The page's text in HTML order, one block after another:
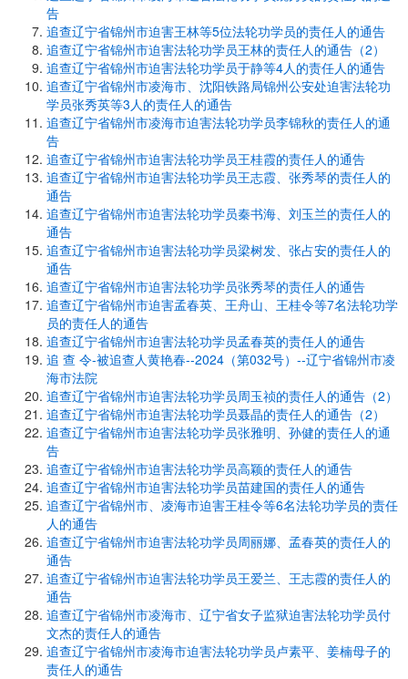
告
追查辽宁省锦州市迫害王林等5位法轮功学员的责任人的通告
追查辽宁省锦州市迫害法轮功学员王林的责任人的通告（2）
追查辽宁省锦州市迫害法轮功学员于静等4人的责任人的通告
追查辽宁省锦州市凌海市、沈阳铁路局锦州公安处迫害法轮功
学员张秀英等3人的责任人的通告
追查辽宁省锦州市凌海市迫害法轮功学员李锦秋的责任人的通
告
追查辽宁省锦州市迫害法轮功学员王桂霞的责任人的通告
追查辽宁省锦州市迫害法轮功学员王志霞、张秀琴的责任人的
通告
追查辽宁省锦州市迫害法轮功学员秦书海、刘玉兰的责任人的
通告
追查辽宁省锦州市迫害法轮功学员梁树发、张占安的责任人的
通告
追查辽宁省锦州市迫害法轮功学员张秀琴的责任人的通告
追查辽宁省锦州市迫害孟春英、王舟山、王桂令等7名法轮功学
员的责任人的通告
追查辽宁省锦州市迫害法轮功学员孟春英的责任人的通告
追 查 令-被追查人黄艳春--2024（第032号）--辽宁省锦州市凌
海市法院
追查辽宁省锦州市迫害法轮功学员周玉祯的责任人的通告（2）
追查辽宁省锦州市迫害法轮功学员聂晶的责任人的通告（2）
追查辽宁省锦州市迫害法轮功学员张雅明、孙健的责任人的通
告
追查辽宁省锦州市迫害法轮功学员高颖的责任人的通告
追查辽宁省锦州市迫害法轮功学员苗建国的责任人的通告
追查辽宁省锦州市、凌海市迫害王桂令等6名法轮功学员的责任
人的通告
追查辽宁省锦州市迫害法轮功学员周丽娜、孟春英的责任人的
通告
追查辽宁省锦州市迫害法轮功学员王爱兰、王志霞的责任人的
通告
追查辽宁省锦州市凌海市、辽宁省女子监狱迫害法轮功学员付
文杰的责任人的通告
追查辽宁省锦州市凌海市迫害法轮功学员卢素平、姜楠母子的
责任人的通告